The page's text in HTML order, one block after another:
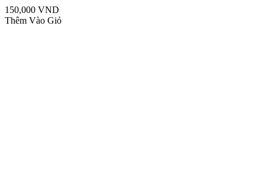
150,000 VND
Thêm Vào Giỏ